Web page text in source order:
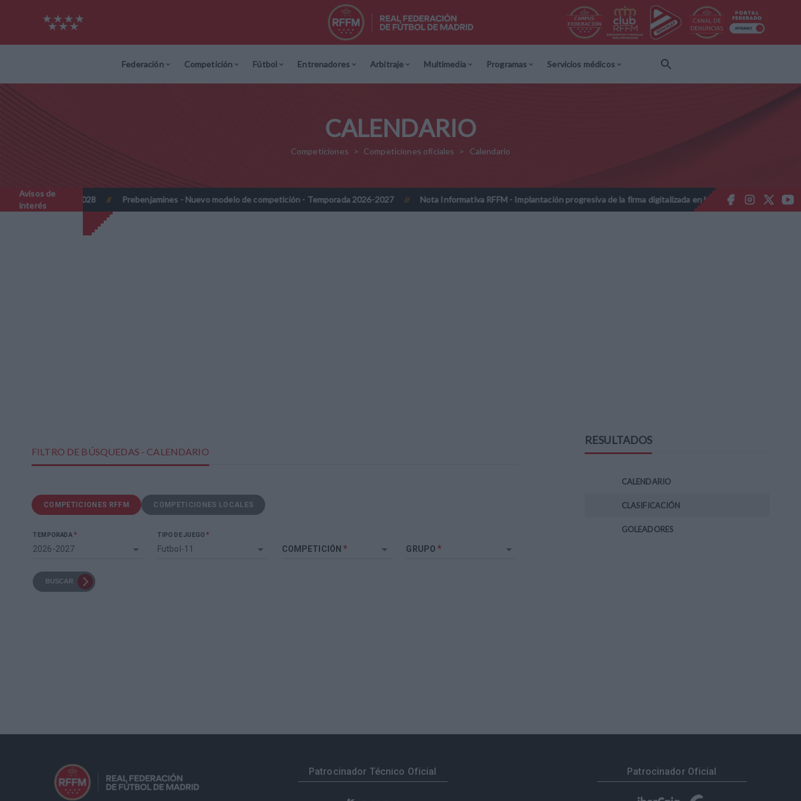
Federación Competición Fútbol Entrenadores Arbitraje Multimedia Programas Servicios médicos
CALENDARIO
Competiciones Competiciones oficiales Calendario
Avisos de
interés
2027 y 2027-2028 // Prebenjamines - Nuevo modelo de competición - Temporada 2026-2027 // Nota Informativa RFFM - Implantación progresiva de la firma digitalizada en las licencias federativas -
FILTRO DE BÚSQUEDAS - CALENDARIO
COMPETICIONES RFFM COMPETICIONES LOCALES
TEMPORADA*
2026-2027
TIPO DE JUEGO *
Futbol-11 COMPETICIÓN* GRUPO*
BUSCAR
RESULTADOS
CALENDARIO
CLASIFICACIÓN
GOLEADORES
Patrocinador Técnico Oficial Patrocinador Oficial